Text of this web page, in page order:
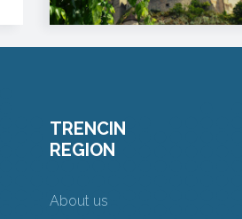
TRENCIN
REGION
About us